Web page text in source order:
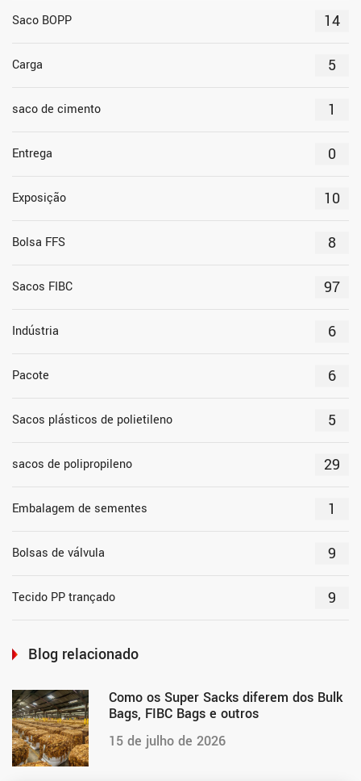
Saco BOPP 14
Carga 5
saco de cimento 1
Entrega 0
Exposição 10
Bolsa FFS 8
Sacos FIBC 97
Indústria 6
Pacote 6
Sacos plásticos de polietileno 5
sacos de polipropileno 29
Embalagem de sementes 1
Bolsas de válvula 9
Tecido PP trançado 9
Blog relacionado
Como os Super Sacks diferem dos Bulk
Bags, FIBC Bags e outros
15 de julho de 2026